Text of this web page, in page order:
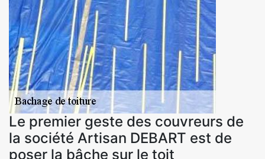
Le premier geste des couvreurs de
la société Artisan DEBART est de
poser la bâche sur le toit